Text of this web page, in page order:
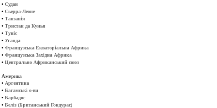
• Судан
• Сьерра-Леоне
• Танзанія
• Тристан да Кунья
• Туніс
• Уганда
• Французська Екваторіальна Африка
• Французська Західна Африка
• Центрально Африканський союз
Америка
• Аргентина
• Багамські о-ви
• Барбадос
• Беліз (Британський Гондурас)